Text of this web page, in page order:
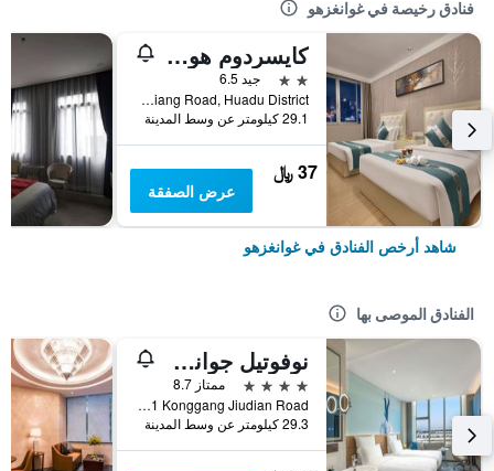
فنادق رخيصة في غوانغزهو
كايسردوم هوتل أيربورت برانش
2 نجمتين
جيد 6.5
No. 2 Shunxiang Road, Huadu District, غوانغزهو, الصين
29.1 كيلومتر عن وسط المدينة
37 ﷼
عرض الصفقة
شاهد أرخص الفنادق في غوانغزهو
الفنادق الموصى بها
نوفوتيل جوانجشو بايون أيربورت
4 نجوم
ممتاز 8.7
No 1 Konggang Jiudian Road, غوانغزهو, الصين
29.3 كيلومتر عن وسط المدينة